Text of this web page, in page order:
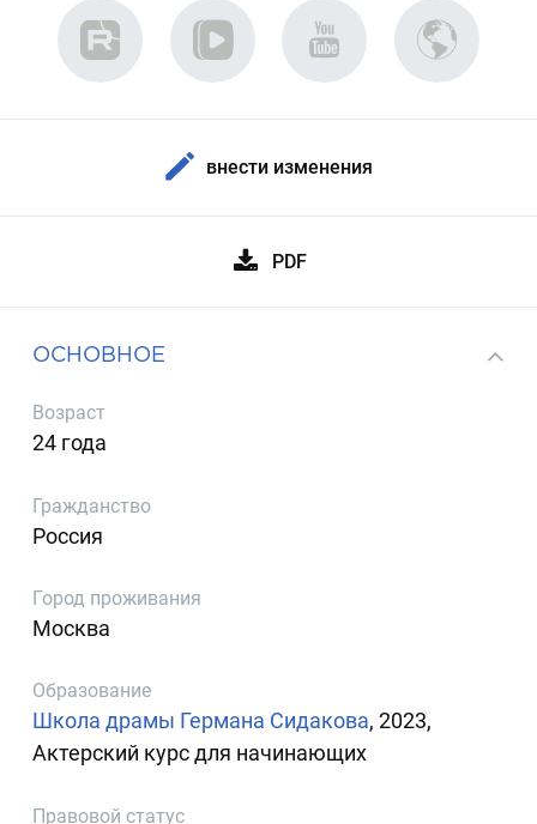
внести изменения
PDF
ОСНОВНОЕ
Возраст
24 года
Гражданство
Россия
Город проживания
Москва
Образование
Школа драмы Германа Сидакова, 2023,
Актерский курс для начинающих
Правовой статус